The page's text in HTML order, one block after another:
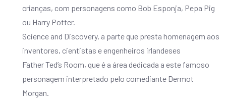
crianças, com personagens como Bob Esponja, Pepa Pig
ou Harry Potter.
Science and Discovery, a parte que presta homenagem aos
inventores, cientistas e engenheiros irlandeses
Father Ted’s Room, que é a área dedicada a este famoso
personagem interpretado pelo comediante Dermot
Morgan.